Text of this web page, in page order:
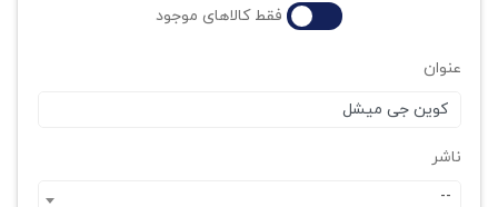
فقط کالاهای موجود
عنوان
ناشر
--